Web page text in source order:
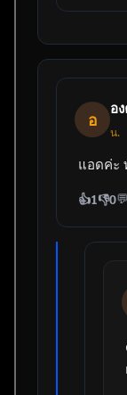
อ
อ
น.
แอดค่ะ
👍1👎0💬